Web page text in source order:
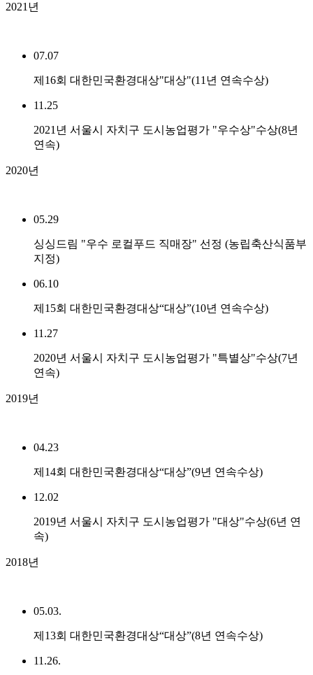
2021년
07.07
제16회 대한민국환경대상"대상"(11년 연속수상)
11.25
2021년 서울시 자치구 도시농업평가 "우수상"수상(8년
연속)
2020년
05.29
싱싱드림 "우수 로컬푸드 직매장" 선정 (농립축산식품부
지정)
06.10
제15회 대한민국환경대상“대상”(10년 연속수상)
11.27
2020년 서울시 자치구 도시농업평가 "특별상"수상(7년
연속)
2019년
04.23
제14회 대한민국환경대상“대상”(9년 연속수상)
12.02
2019년 서울시 자치구 도시농업평가 "대상"수상(6년 연
속)
2018년
05.03.
제13회 대한민국환경대상“대상”(8년 연속수상)
11.26.